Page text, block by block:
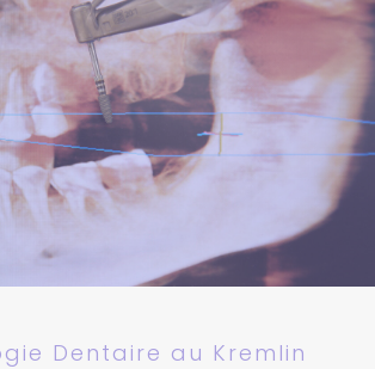
Dentaire au Kremlin